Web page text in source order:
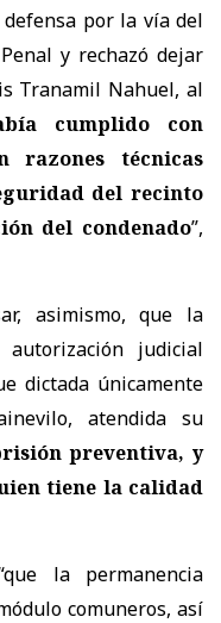
por la vía del
y rechazó dejar
Tranamil Nahuel, al
cumplido con
razones técnicas
del recinto
del condenado”,
asimismo, que la
judicial
dictada únicamente
atendida su
preventiva, y
tiene la calidad
la permanencia
comuneros, así